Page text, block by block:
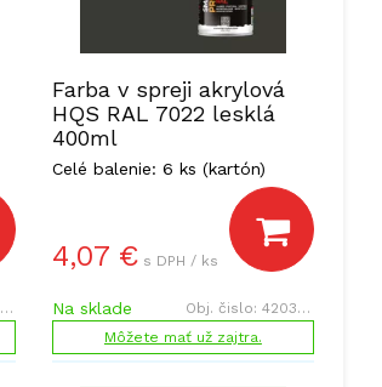
Farba v spreji akrylová
HQS RAL 7022 lesklá
400ml
Celé balenie: 6 ks (kartón)
4,07 € s DPH / ks
Na sklade Obj. čislo:420388
Môžete mať už zajtra.